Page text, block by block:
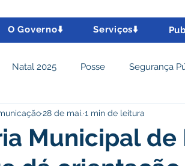
O Governo⬇️ Serviços⬇️
Natal 2025 Posse Segurança
Social e Cidadania Parcerias
e turismo Tributos
Municipal de
28 de mai. 1 min de leitura